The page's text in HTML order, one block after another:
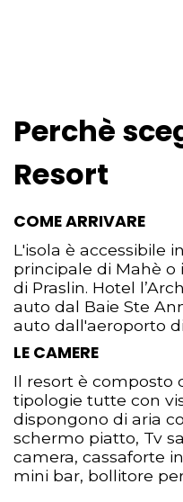
Perchè
Resort
COME ARRIVARE
L'isola è accessibile
principale di Mahè o
di Praslin. Hotel
auto dal Baie Ste
auto dall'aeroporto
LE CAMERE
Il resort è composto
tipologie tutte con
dispongono di aria
schermo piatto, Tv
camera, cassaforte
mini bar, bollitore